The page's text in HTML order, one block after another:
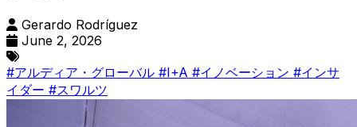
Gerardo Rodríguez
June 2, 2026
#アルディア・グローバル #I+A #イノベーション #インサ
イダー #スワルツ